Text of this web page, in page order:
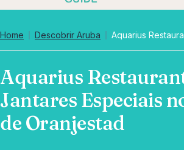
Home Descobrir Aruba
Aquarius
Jantares Especiais
de Oranjestad